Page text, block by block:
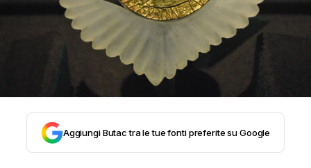
INTRATTENIMENTO
COMPLOTTI, LEGGENDE URBANE ED
EVERGREEN
EDITORIALI
Aggiungi Butac tra le tue fonti preferite su Google